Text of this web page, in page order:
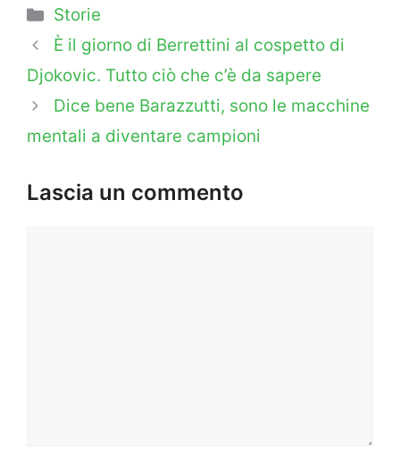
Categorie
Storie
È il giorno di Berrettini al cospetto di
Djokovic. Tutto ciò che c’è da sapere
Dice bene Barazzutti, sono le macchine
mentali a diventare campioni
Lascia un commento